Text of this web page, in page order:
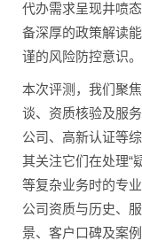
代办需求呈现井喷
备深厚的政策解读
谨的风险防控意识。
本次评测，我们聚
谈、资质核验及服
公司、高新认证等
其关注它们在处理“
等复杂业务时的专
公司资质与历史、
景、客户口碑及案